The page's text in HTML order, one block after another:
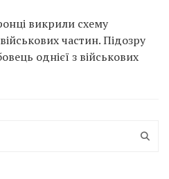
викрили схему
частин. Підозру
однієї з військових